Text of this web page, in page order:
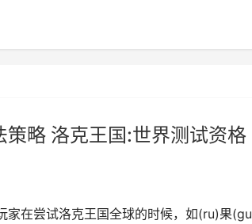
略 洛克王国:世界测试资格
家在尝试洛克王国全球的时候，如(ru)果